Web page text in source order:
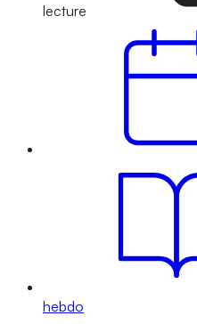
lecture
hebdo